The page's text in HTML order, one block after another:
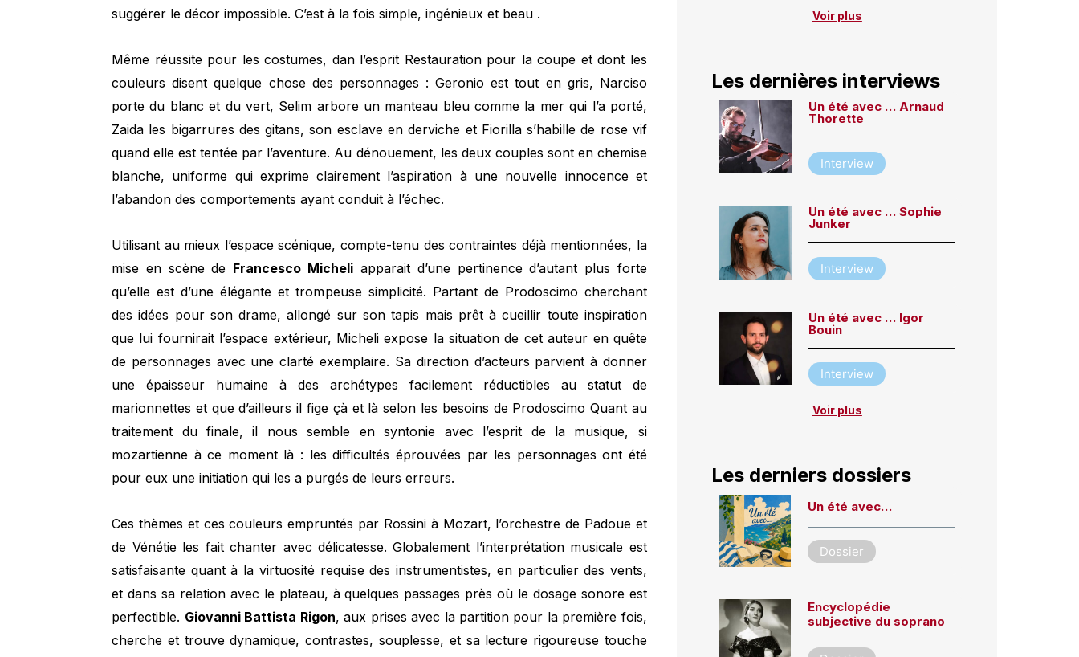
suggérer le décor impossible. C’est à la fois simple, ingénieux et beau .
Même réussite pour les costumes, dan l’esprit Restauration pour la coupe et dont les
couleurs disent quelque chose des personnages : Geronio est tout en gris, Narciso
porte du blanc et du vert, Selim arbore un manteau bleu comme la mer qui l’a porté,
Zaida les bigarrures des gitans, son esclave en derviche et Fiorilla s’habille de rose vif
quand elle est tentée par l’aventure. Au dénouement, les deux couples sont en chemise
blanche, uniforme qui exprime clairement l’aspiration à une nouvelle innocence et
l’abandon des comportements ayant conduit à l’échec.
Utilisant au mieux l’espace scénique, compte-tenu des contraintes déjà mentionnées, la
mise en scène de Francesco Micheli apparait d’une pertinence d’autant plus forte
qu’elle est d’une élégante et trompeuse simplicité. Partant de Prodoscimo cherchant
des idées pour son drame, allongé sur son tapis mais prêt à cueillir toute inspiration
que lui fournirait l’espace extérieur, Micheli expose la situation de cet auteur en quête
de personnages avec une clarté exemplaire. Sa direction d’acteurs parvient à donner
une épaisseur humaine à des archétypes facilement réductibles au statut de
marionnettes et que d’ailleurs il fige çà et là selon les besoins de Prodoscimo Quant au
traitement du finale, il nous semble en syntonie avec l’esprit de la musique, si
mozartienne à ce moment là : les difficultés éprouvées par les personnages ont été
pour eux une initiation qui les a purgés de leurs erreurs.
Ces thèmes et ces couleurs empruntés par Rossini à Mozart, l’orchestre de Padoue et
de Vénétie les fait chanter avec délicatesse. Globalement l’interprétation musicale est
satisfaisante quant à la virtuosité requise des instrumentistes, en particulier des vents,
et dans sa relation avec le plateau, à quelques passages près où le dosage sonore est
perfectible. Giovanni Battista Rigon, aux prises avec la partition pour la première fois,
cherche et trouve dynamique, contrastes, souplesse, et sa lecture rigoureuse touche
Voir plus
Les dernières interviews
Un été avec … Arnaud
Thorette
Interview
Un été avec … Sophie
Junker
Interview
Un été avec … Igor
Bouin
Interview
Voir plus
Les derniers dossiers
Un été avec…
Dossier
Encyclopédie
subjective du soprano